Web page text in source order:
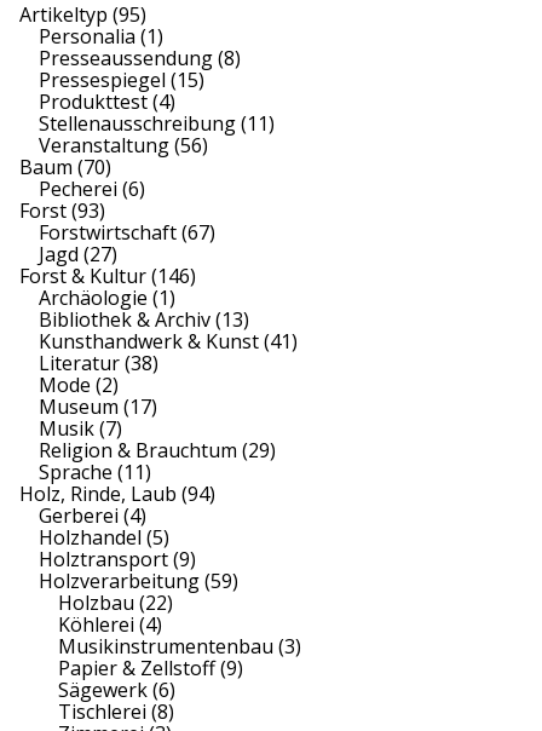
Artikeltyp (95)
Personalia (1)
Presseaussendung(8)
Pressespiegel (15)
Produkttest(4)
Stellenausschreibung(11)
Veranstaltung(56)
Baum (70)
Pecherei (6)
Forst(93)
Forstwirtschaft(67)
Jagd (27)
Forst & Kultur(146)
Archäologie (1)
Bibliothek & Archiv(13)
Kunsthandwerk & Kunst(41)
Literatur(38)
Mode (2)
Museum (17)
Musik(7)
Religion & Brauchtum (29)
Sprache (11)
Holz, Rinde, Laub (94)
Gerberei (4)
Holzhandel (5)
Holztransport(9)
Holzverarbeitung(59)
Holzbau (22)
Köhlerei (4)
Musikinstrumentenbau (3)
Papier & Zellstoff(9)
Sägewerk(6)
Tischlerei (8)